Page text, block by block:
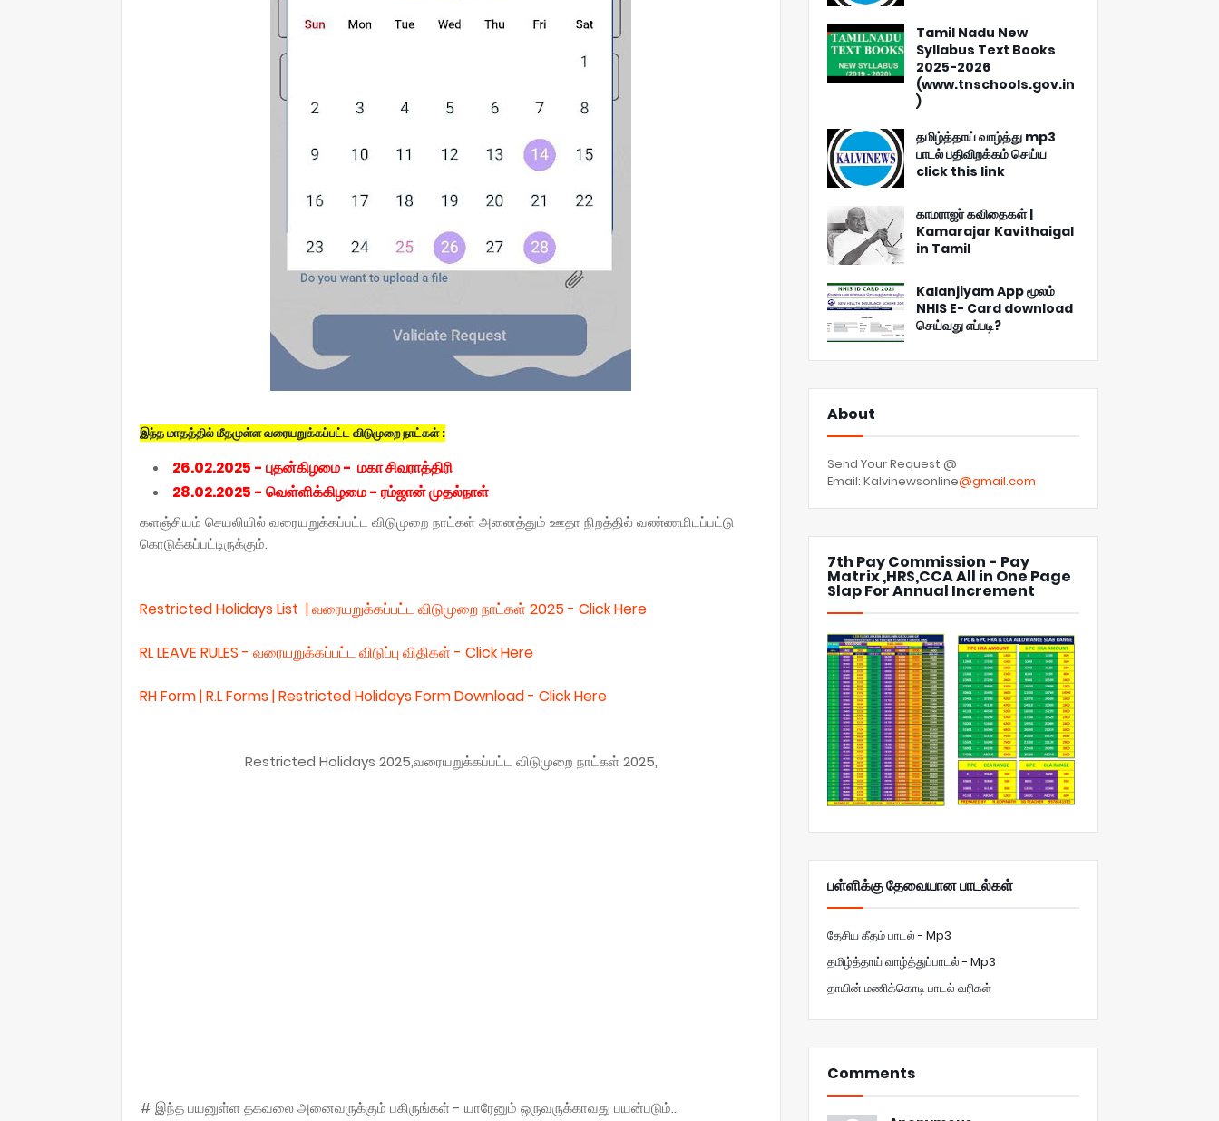
இந்த மாதத்தில் மீதமுள்ள வரையறுக்கப்பட்ட விடுமுறை நாட்கள் :
26.02.2025 - புதன்கிழமை - மகா சிவராத்திரி
28.02.2025 - வெள்ளிக்கிழமை - ரம்ஜான் முதல்நாள்
களஞ்சியம் செயலியில் வரையறுக்கப்பட்ட விடுமுறை நாட்கள் அனைத்தும் ஊதா நிறத்தில் வண்ணமிடப்பட்டு
கொடுக்கப்பட்டிருக்கும்.
Restricted Holidays List | வரையறுக்கப்பட்ட விடுமுறை நாட்கள் 2025 - Click Here
RL LEAVE RULES - வரையறுக்கப்பட்ட விடுப்பு விதிகள் - Click Here
RH Form | R.L Forms | Restricted Holidays Form Download - Click Here
Restricted Holidays 2025,வரையறுக்கப்பட்ட விடுமுறை நாட்கள் 2025,
# இந்த பயனுள்ள தகவலை அனைவருக்கும் பகிருங்கள் - யாரேனும் ஒருவருக்காவது பயன்படும்...
Tamil Nadu New
Syllabus Text Books
2025-2026
(www.tnschools.gov.in
)
தமிழ்த்தாய் வாழ்த்து mp3
பாடல் பதிவிறக்கம் செய்ய
click this link
காமராஜர் கவிதைகள் |
Kamarajar Kavithaigal
in Tamil
Kalanjiyam App மூலம்
NHIS E- Card download
செய்வது எப்படி?
About
Send Your Request @
Email: Kalvinewsonline@gmail.com
7th Pay Commission - Pay
Matrix ,HRS,CCA All in One Page
Slap For Annual Increment
பள்ளிக்கு தேவையான பாடல்கள்
தேசிய கீதம் பாடல் - Mp3
தமிழ்த்தாய் வாழ்த்துப்பாடல் - Mp3
தாயின் மணிக்கொடி பாடல் வரிகள்
Comments